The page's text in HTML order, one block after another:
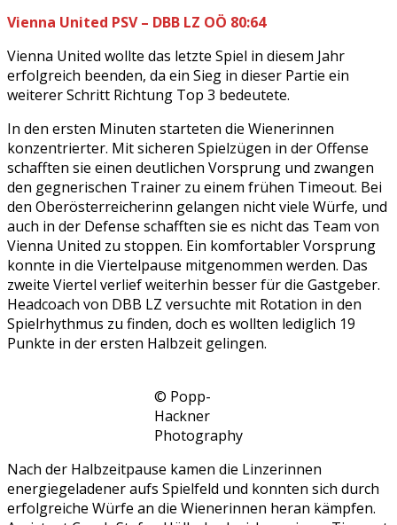
Vienna United PSV – DBB LZ OÖ 80:64
Vienna United wollte das letzte Spiel in diesem Jahr
erfolgreich beenden, da ein Sieg in dieser Partie ein
weiterer Schritt Richtung Top 3 bedeutete.
In den ersten Minuten starteten die Wienerinnen
konzentrierter. Mit sicheren Spielzügen in der Offense
schafften sie einen deutlichen Vorsprung und zwangen
den gegnerischen Trainer zu einem frühen Timeout. Bei
den Oberösterreicherinn gelangen nicht viele Würfe, und
auch in der Defense schafften sie es nicht das Team von
Vienna United zu stoppen. Ein komfortabler Vorsprung
konnte in die Viertelpause mitgenommen werden. Das
zweite Viertel verlief weiterhin besser für die Gastgeber.
Headcoach von DBB LZ versuchte mit Rotation in den
Spielrhythmus zu finden, doch es wollten lediglich 19
Punkte in der ersten Halbzeit gelingen.
© Popp-
Hackner
Photography
Nach der Halbzeitpause kamen die Linzerinnen
energiegeladener aufs Spielfeld und konnten sich durch
erfolgreiche Würfe an die Wienerinnen heran kämpfen.